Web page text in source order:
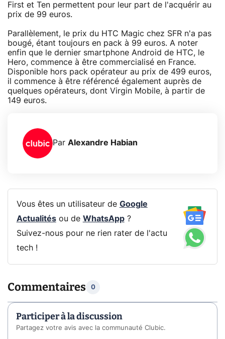
First et Ten permettent pour leur part de l'acquérir au
prix de 99 euros.
Parallèlement, le prix du HTC Magic chez SFR n'a pas
bougé, étant toujours en pack à 99 euros. A noter
enfin que le dernier smartphone Android de HTC, le
Hero, commence à être commercialisé en France.
Disponible hors pack opérateur au prix de 499 euros,
il commence à être référencé également auprès de
quelques opérateurs, dont Virgin Mobile, à partir de
149 euros.
Par Alexandre Habian
Vous êtes un utilisateur de Google
Actualitésou de WhatsApp?
Suivez-nous pour ne rien rater de l'actu
tech !
Commentaires 0
Participer à la discussion
Partagez votre avis avec la communauté Clubic.